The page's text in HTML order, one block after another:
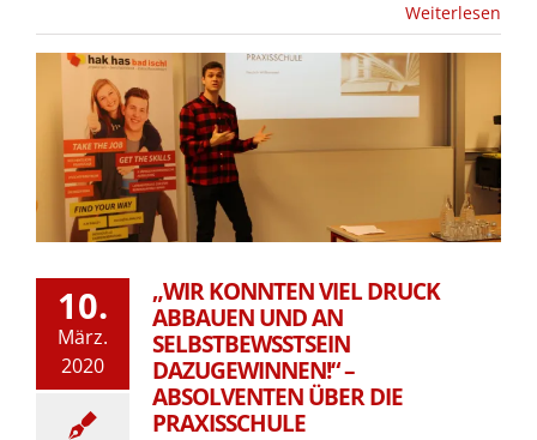
Weiterlesen
10.
März.
2020
„WIR KONNTEN VIEL DRUCK
ABBAUEN UND AN
SELBSTBEWSSTSEIN
DAZUGEWINNEN!“ –
ABSOLVENTEN ÜBER DIE
PRAXISSCHULE